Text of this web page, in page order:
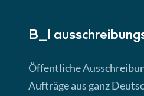
► 4:31
B_I
Öffentliche
Aufträge aus ganz